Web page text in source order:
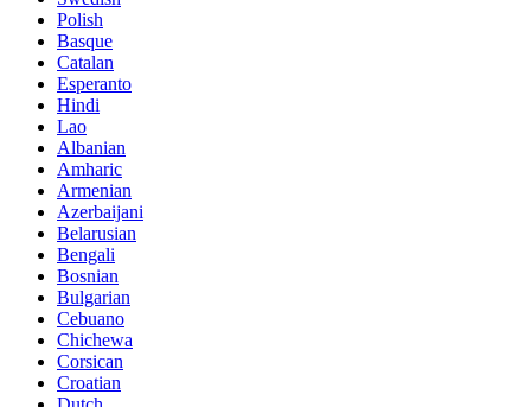
Polish
Basque
Catalan
Esperanto
Hindi
Lao
Albanian
Amharic
Armenian
Azerbaijani
Belarusian
Bengali
Bosnian
Bulgarian
Cebuano
Chichewa
Corsican
Croatian